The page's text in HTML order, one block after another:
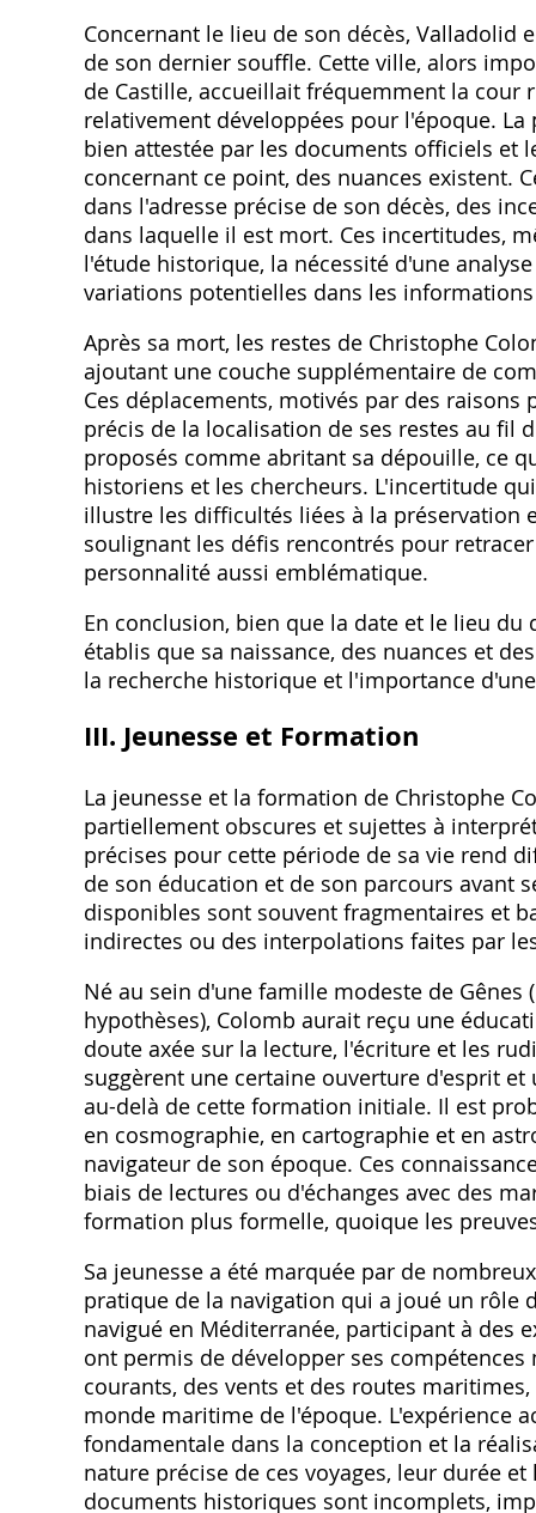
Concernant le lieu de son décès, Valladolid
de son dernier souffle. Cette ville, alors
de Castille, accueillait fréquemment la
relativement développées pour l'époque.
bien attestée par les documents officiels et
concernant ce point, des nuances existent.
dans l'adresse précise de son décès, des
dans laquelle il est mort. Ces incertitudes,
l'étude historique, la nécessité d'une
variations potentielles dans les
Après sa mort, les restes de Christophe
ajoutant une couche supplémentaire de
Ces déplacements, motivés par des
précis de la localisation de ses restes au fil
proposés comme abritant sa dépouille, ce
historiens et les chercheurs. L'incertitude
illustre les difficultés liées à la
soulignant les défis rencontrés pour
personnalité aussi emblématique.
En conclusion, bien que la date et le lieu
établis que sa naissance, des nuances et
la recherche historique et l'importance
III. Jeunesse et Formation
La jeunesse et la formation de Christophe
partiellement obscures et sujettes à
précises pour cette période de sa vie rend
de son éducation et de son parcours avant
disponibles sont souvent fragmentaires et
indirectes ou des interpolations faites par
Né au sein d'une famille modeste de
hypothèses), Colomb aurait reçu une
doute axée sur la lecture, l'écriture et les
suggèrent une certaine ouverture d'esprit
au-delà de cette formation initiale. Il est
en cosmographie, en cartographie et en
navigateur de son époque. Ces
biais de lectures ou d'échanges avec des
formation plus formelle, quoique les
Sa jeunesse a été marquée par de
pratique de la navigation qui a joué un rôle
navigué en Méditerranée, participant à des
ont permis de développer ses
courants, des vents et des routes
monde maritime de l'époque. L'expérience
fondamentale dans la conception et la
nature précise de ces voyages, leur durée
documents historiques sont incomplets,